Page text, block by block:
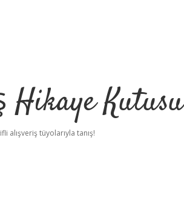
Hikaye Kutusu
alışveriş tüyolarıyla tanış!